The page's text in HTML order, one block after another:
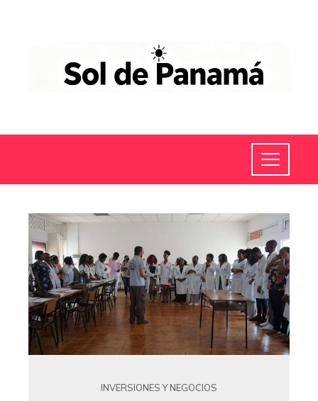
INVERSIONES Y NEGOCIOS